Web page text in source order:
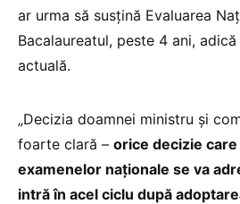
ar urma să susțină Evaluarea
Bacalaureatul, peste 4 ani,
actuală.
„Decizia doamnei ministru și
foarte clară – orice decizie
examenelor naționale se va
intră în acel ciclu după